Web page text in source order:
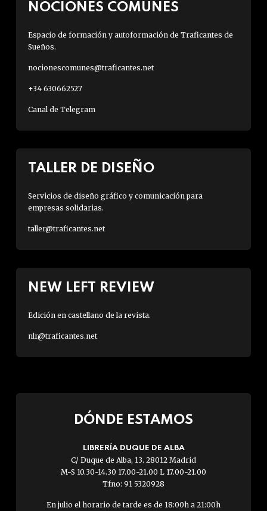
NOCIONES COMUNES
Espacio de formación y autoformación de Traficantes de
Sueños.
nocionescomunes@traficantes.net
+34 630662527
Canal de Telegram
TALLER DE DISEÑO
Servicios de diseño gráfico y comunicación para
empresas solidarias.
taller@traficantes.net
NEW LEFT REVIEW
Edición en castellano de la revista.
nlr@traficantes.net
DÓNDE ESTAMOS
LIBRERÍA DUQUE DE ALBA
C/ Duque de Alba, 13. 28012 Madrid
M-S 10.30-14.30 17.00-21.00 L 17.00-21.00
Tfno: 91 5320928
En julio el horario de tarde es de 18:00h a 21:00h